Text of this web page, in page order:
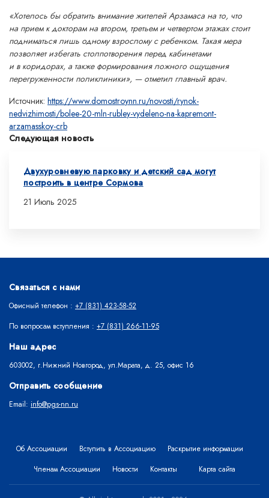
«Хотелось бы обратить внимание жителей Арзамаса на то, что
на прием к докторам на втором, третьем и четвертом этажах стоит
подниматься лишь одному взрослому с ребенком. Такая мера
позволяет избегать столпотворения перед кабинетами
и в коридорах, а также формирования ложного ощущения
перегруженности поликлиники», — отметил главный врач.
Источник: https://www.domostroynn.ru/novosti/rynok-
nedvizhimosti/bolee-20-mln-rubley-vydeleno-na-kapremont-
arzamasskoy-crb
Следующая новость
Двухуровневую парковку и детский сад могут
построить в центре Сормова
21 Июль 2025
Связаться с нами
Офисный телефон : +7 (831) 423-58-52
По вопросам вступления : +7 (831) 266-11-95
Наш адрес
603002, г.Нижний Новгород, ул.Марата, д. 25, офис 16
Отправить сообщение
Email: info@pgs-nn.ru
Об Ассоциации Вступить в Ассоциацию
Раскрытие информации
Членам Ассоциации
Новости Контакты Карта сайта